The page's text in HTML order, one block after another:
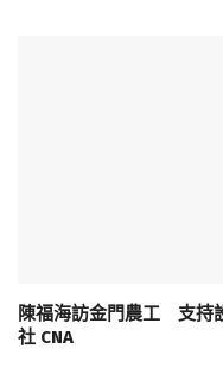
陳福海訪金門農工 支持
社 CNA